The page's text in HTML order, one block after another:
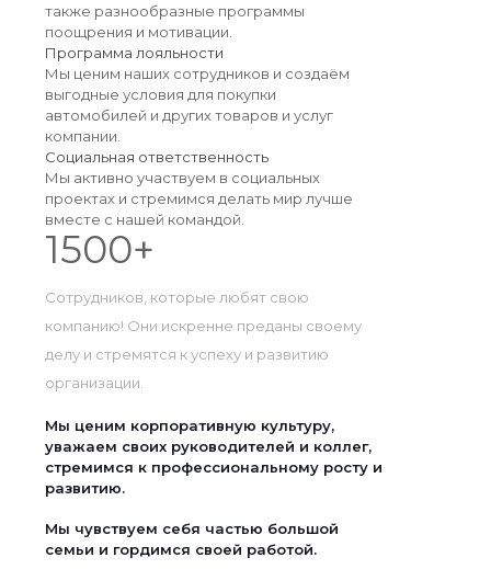
также разнообразные программы
поощрения и мотивации.
Программа лояльности
Мы ценим наших сотрудников и создаём
выгодные условия для покупки
автомобилей и других товаров и услуг
компании.
Социальная ответственность
Мы активно участвуем в социальных
проектах и стремимся делать мир лучше
вместе с нашей командой.
1500+
Сотрудников, которые любят свою
компанию! Они искренне преданы своему
делу и стремятся к успеху и развитию
организации.
Мы ценим корпоративную культуру,
уважаем своих руководителей и коллег,
стремимся к профессиональному росту и
развитию.
Мы чувствуем себя частью большой
семьи и гордимся своей работой.